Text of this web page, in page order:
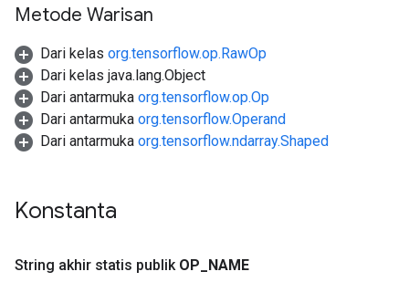
Metode Warisan
Dari kelas org.tensorflow.op.RawOp
Dari kelas java.lang.Object
Dari antarmuka org.tensorflow.op.Op
Dari antarmuka org.tensorflow.Operand
Dari antarmuka org.tensorflow.ndarray.Shaped
Konstanta
String akhir statis publik OP NAME